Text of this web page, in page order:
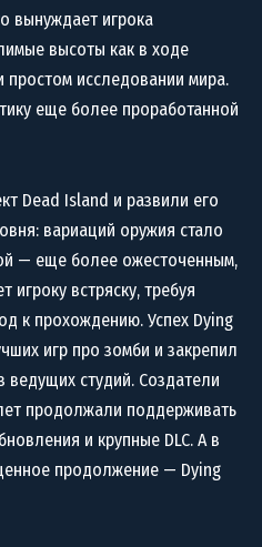
вынуждает игрока
высоты как в ходе
простом исследовании мира.
еще более проработанной
Dead Island и развили его
вариаций оружия стало
— еще более ожесточенным,
игроку встряску, требуя
к прохождению. Успех Dying
игр про зомби и закрепил
ведущих студий. Создатели
продолжали поддерживать
и крупные DLC. А в
продолжение — Dying